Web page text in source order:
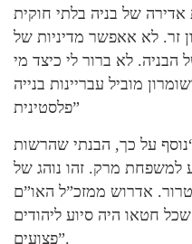
של בניה בלתי חוקית
זר. לא אאפשר מדיניות של
לא ברור לי כיצד מי
מוביל עבריינות בנייה
פלסטינית”
על כך, הבנתי שהרשות
למשפחת מרק. זהו נוהג של
אדרוש ממזכ”ל האו”ם
חטאו היה סיוע ליהודים
פצועים”.